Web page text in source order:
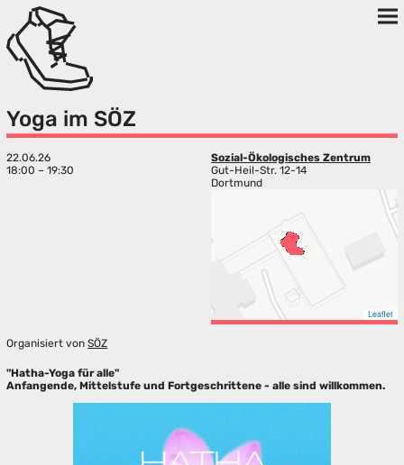
Yoga im SÖZ
22.06.26
18:00 – 19:30
Sozial-Ökologisches Zentrum
Gut-Heil-Str. 12-14
Dortmund
Leaflet
Organisiert vonSÖZ
"Hatha-Yoga für alle"
Anfangende, Mittelstufe und Fortgeschrittene - alle sind willkommen.